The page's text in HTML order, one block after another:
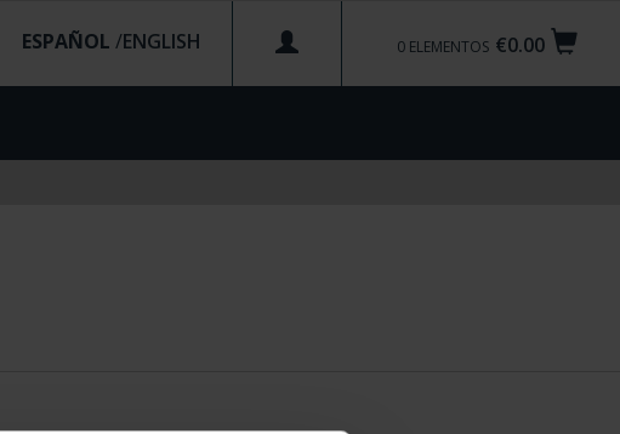
€0.00
0 ELEMENTOS
ESPAÑOL /